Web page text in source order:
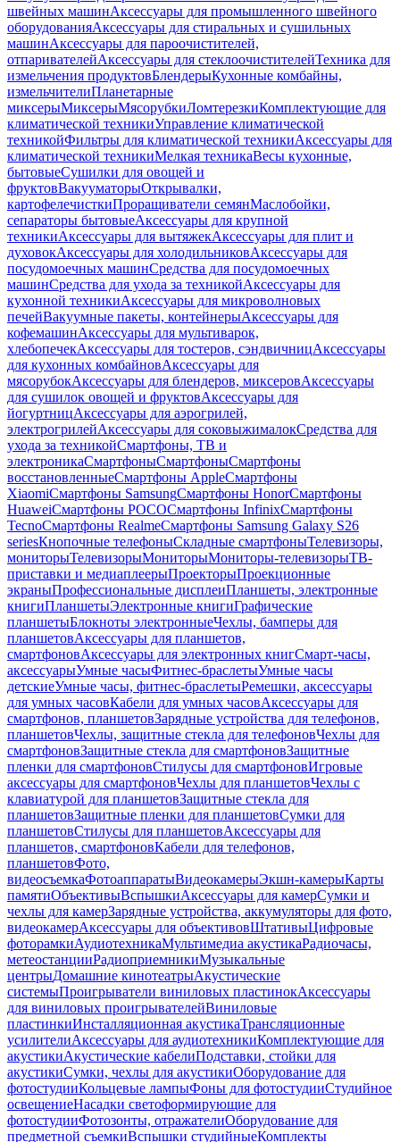
швейных машинАксессуары для промышленного швейного
оборудованияАксессуары для стиральных и сушильных
машинАксессуары для пароочистителей,
отпаривателейАксессуары для стеклоочистителейТехника для
измельчения продуктовБлендерыКухонные комбайны,
измельчителиПланетарные
миксерыМиксерыМясорубкиЛомтерезкиКомплектующие для
климатической техникиУправление климатической
техникойФильтры для климатической техникиАксессуары для
климатической техникиМелкая техникаВесы кухонные,
бытовыеСушилки для овощей и
фруктовВакууматорыОткрывалки,
картофелечисткиПроращиватели семянМаслобойки,
сепараторы бытовыеАксессуары для крупной
техникиАксессуары для вытяжекАксессуары для плит и
духовокАксессуары для холодильниковАксессуары для
посудомоечных машинСредства для посудомоечных
машинСредства для ухода за техникойАксессуары для
кухонной техникиАксессуары для микроволновых
печейВакуумные пакеты, контейнерыАксессуары для
кофемашинАксессуары для мультиварок,
хлебопечекАксессуары для тостеров, сэндвичницАксессуары
для кухонных комбайновАксессуары для
мясорубокАксессуары для блендеров, миксеровАксессуары
для сушилок овощей и фруктовАксессуары для
йогуртницАксессуары для аэрогрилей,
электрогрилейАксессуары для соковыжималокСредства для
ухода за техникойСмартфоны, ТВ и
электроникаСмартфоныСмартфоныСмартфоны
восстановленныеСмартфоны AppleСмартфоны
XiaomiСмартфоны SamsungСмартфоны HonorСмартфоны
HuaweiСмартфоны POCOСмартфоны InfinixСмартфоны
TecnoСмартфоны RealmeСмартфоны Samsung Galaxy S26
seriesКнопочные телефоныСкладные смартфоныТелевизоры,
мониторыТелевизорыМониторыМониторы-телевизорыТВ-
приставки и медиаплеерыПроекторыПроекционные
экраныПрофессиональные дисплеиПланшеты, электронные
книгиПланшетыЭлектронные книгиГрафические
планшетыБлокноты электронныеЧехлы, бамперы для
планшетовАксессуары для планшетов,
смартфоновАксессуары для электронных книгСмарт-часы,
аксессуарыУмные часыФитнес-браслетыУмные часы
детскиеУмные часы, фитнес-браслетыРемешки, аксессуары
для умных часовКабели для умных часовАксессуары для
смартфонов, планшетовЗарядные устройства для телефонов,
планшетовЧехлы, защитные стекла для телефоновЧехлы для
смартфоновЗащитные стекла для смартфоновЗащитные
пленки для смартфоновСтилусы для смартфоновИгровые
аксессуары для смартфоновЧехлы для планшетовЧехлы с
клавиатурой для планшетовЗащитные стекла для
планшетовЗащитные пленки для планшетовСумки для
планшетовСтилусы для планшетовАксессуары для
планшетов, смартфоновКабели для телефонов,
планшетовФото,
видеосъемкаФотоаппаратыВидеокамерыЭкшн-камерыКарты
памятиОбъективыВспышкиАксессуары для камерСумки и
чехлы для камерЗарядные устройства, аккумуляторы для фото,
видеокамерАксессуары для объективовШтативыЦифровые
фоторамкиАудиотехникаМультимедиа акустикаРадиочасы,
метеостанцииРадиоприемникиМузыкальные
центрыДомашние кинотеатрыАкустические
системыПроигрыватели виниловых пластинокАксессуары
для виниловых проигрывателейВиниловые
пластинкиИнсталляционная акустикаТрансляционные
усилителиАксессуары для аудиотехникиКомплектующие для
акустикиАкустические кабелиПодставки, стойки для
акустикиСумки, чехлы для акустикиОборудование для
фотостудииКольцевые лампыФоны для фотостудииСтудийное
освещениеНасадки светоформирующие для
фотостудииФотозонты, отражателиОборудование для
предметной съемкиВспышки студийныеКомплекты